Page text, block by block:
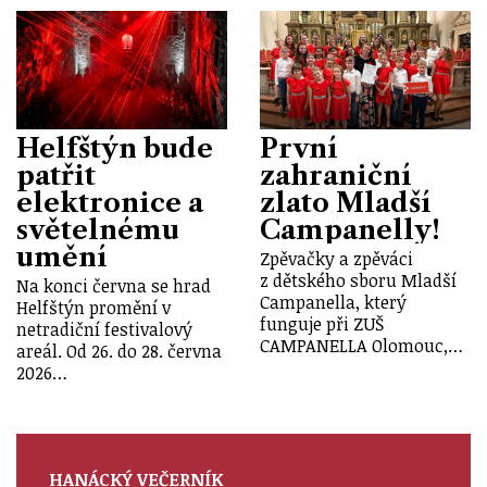
Helfštýn bude
patřit
elektronice a
světelnému
umění
Na konci června se hrad
Helfštýn promění v
netradiční festivalový
areál. Od 26. do 28. června
2026…
První
zahraniční
zlato Mladší
Campanelly!
Zpěvačky a zpěváci
z dětského sboru Mladší
Campanella, který
funguje při ZUŠ
CAMPANELLA Olomouc,…
HANÁCKÝ VEČERNÍK